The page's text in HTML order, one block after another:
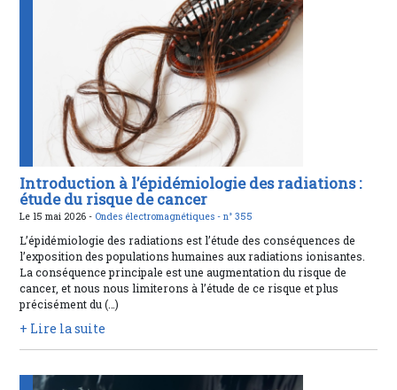
Introduction à l’épidémiologie des radiations :
étude du risque de cancer
Le 15 mai 2026 - Ondes électromagnétiques -n° 355
L’épidémiologie des radiations est l’étude des conséquences de
l’exposition des populations humaines aux radiations ionisantes.
La conséquence principale est une augmentation du risque de
cancer, et nous nous limiterons à l’étude de ce risque et plus
précisément du (…)
+ Lire la suite